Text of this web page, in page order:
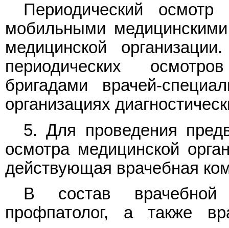
Периодический осмотр
мобильными
медицинской
периодических
бригадами врачей-
организациях
5. Для проведения
осмотра медицинской
действующая врачебная
В состав врачебной
профпатолог, а также